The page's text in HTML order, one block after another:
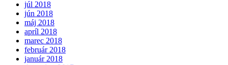
júl 2018
jún 2018
máj 2018
apríl 2018
marec 2018
február 2018
január 2018